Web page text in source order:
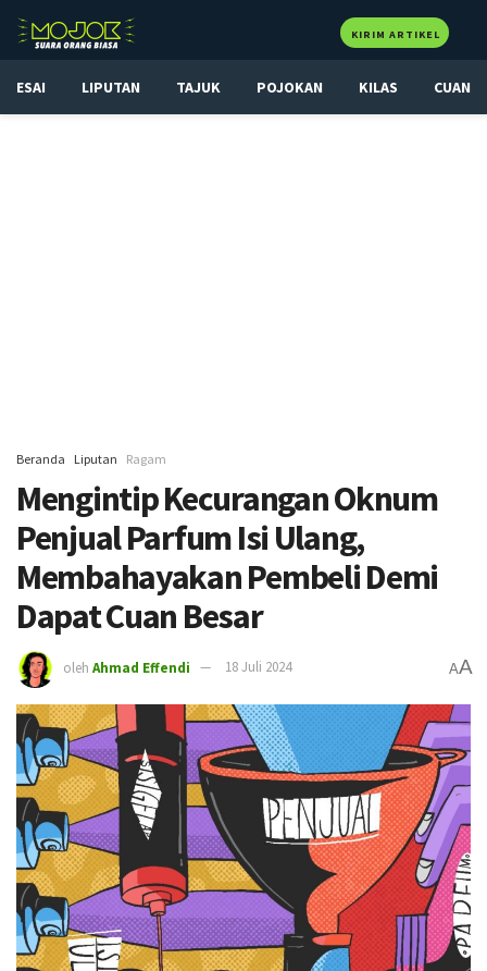
KIRIM ARTIKEL
ESAI LIPUTAN TAJUK POJOKAN KILAS CUAN
Beranda Liputan Ragam
Mengintip Kecurangan Oknum
Penjual Parfum Isi Ulang,
Membahayakan Pembeli Demi
Dapat Cuan Besar
oleh Ahmad Effendi 18 Juli 2024 AA